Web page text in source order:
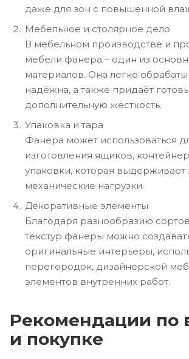
даже для зон с повышенной
Мебельное и столярное дело
В мебельном производстве и
мебели фанера – один из
материалов. Она легко
надёжна, а также придаёт
дополнительную жёсткость.
Упаковка и тара
Фанера может использоваться
изготовления ящиков,
упаковки, которая выдерживает
механические нагрузки.
Декоративные элементы
Благодаря разнообразию
текстур фанеры можно
оригинальные интерьеры,
перегородок, дизайнерской
элементов внутренних работ.
Рекомендации по
и покупке